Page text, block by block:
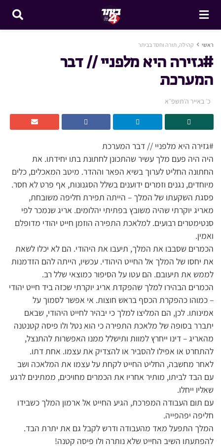
ראשי קהילה, תורה וחסד בביתר
#גזירה היא מלפניי // דבר
המערכת
כ׳ באייר ה׳תשפ״א
#גזירה היא מלפניי // דבר המערכת
היה היה פעם מלך עשיר שהתכונן לחתונת בתו יחידתו. את
החתונה החליט לערוך בשיא הפאר וההדר. מיטב המאכלים, כלים
מיוחדים, נגנים וזמרים ידוענים בשלל הסגנונות, אף פרט לא חסר.
פסגת השקעתו של המלך – הייתה תפירת חליפה משובחת,
מאריג יוקרתי שהיה משובץ בפתיתי יהלומים. אריג שנמכר לפי
סנטימטרים רבועים. למלאכת התפירה הוזמן חייט יהודי מדופלם
ואמין.
הכמרים שסבבו את המלך, תיעבו את היהודי. הם לא יכלו לשאת
את יחסו של המלך אל החייט היהודי. עכשיו, הייתה להם הזדמנות
לממש את תיעובם. הם עטו על הסיפור כמוצאי שלל רב.
הכמרים הבהירו למלך שהפקדת אריג יוקרתי שכזה ביד חייט יהודי
– כמוהו כהפקרת הכסף בראש חוצות. אי אפשר לסמוך על
אמינותו. לכן, הם המליצו למלך כי יבהיר לחייט היהודי, שבאם
יתברר בסופה של מלאכת התפירה כי הוא נטל ולו פיסה קטנטנה
מהאריג – דינו ייחרץ למוות ותישלל ממנו האפשרות להתנצל,
להתחרט או אפילו להסביר או להצדיק את עצמו. אחת דתו.
לאחר מחשבה, החליט החייט לקחת על עצמו את המלאכה ושב
עם הבד לביתו, מותיר אחריו את הכמרים מחויכים, ממתינים לרגע
שאליו ייחלו.
עם תום העבודה המפרכת, הגיע החייט אל ארמון המלך כשבידו
חליפה יפהפייה.
המלך התפעל מאד מהעבודה ודרש לקבל גם את יתרת הבד.
להפתעתו השיב החייט שלא נותרה ולו פיסה קטנה!